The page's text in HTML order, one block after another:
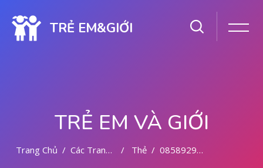
TRẺ EM&GIỚI
TRẺ EM VÀ GIỚI
Trang Chủ Các Trang Của Hệ Thống Thẻ 085892942094 OBAT ABORSI CYTOTEC PARIAMAN